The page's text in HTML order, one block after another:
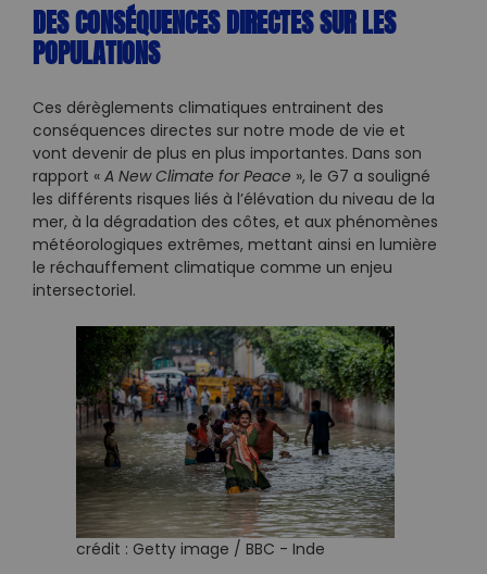
DES CONSÉQUENCES DIRECTES SUR LES
POPULATIONS
Ces dérèglements climatiques entrainent des
conséquences directes sur notre mode de vie et
vont devenir de plus en plus importantes. Dans son
rapport «A New Climate for Peace », le G7 a souligné
les différents risques liés à l’élévation du niveau de la
mer, à la dégradation des côtes, et aux phénomènes
météorologiques extrêmes, mettant ainsi en lumière
le réchauffement climatique comme un enjeu
intersectoriel.
crédit : Getty image / BBC - Inde